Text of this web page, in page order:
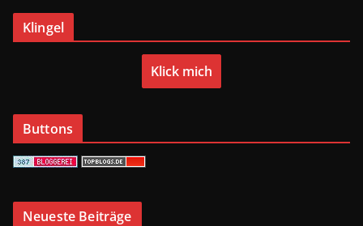
Klingel
Klick mich
Buttons
Neueste Beiträge